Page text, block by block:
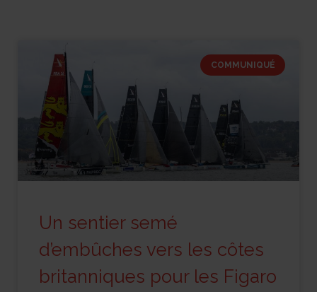
COMMUNIQUÉ
Un sentier semé
d’embûches vers les côtes
britanniques pour les Figaro